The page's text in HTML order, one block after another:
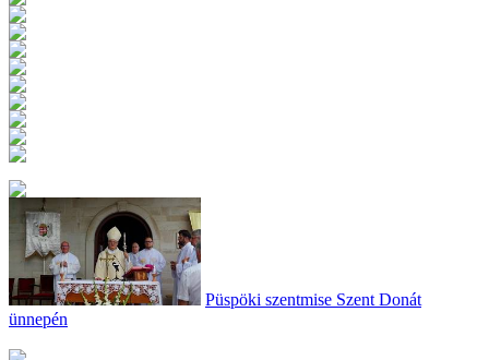
Püspöki szentmise Szent Donát
ünnepén